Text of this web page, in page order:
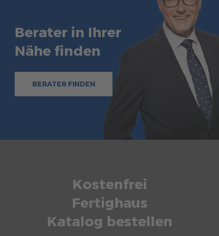
Berater in Ihrer
Nähe finden
BERATER FINDEN
Kostenfrei
Fertighaus
Katalog bestellen